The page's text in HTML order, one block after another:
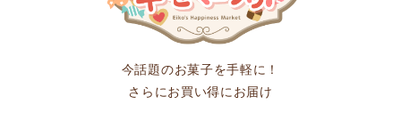
今話題のお菓子を手軽に！
さらにお買い得にお届け